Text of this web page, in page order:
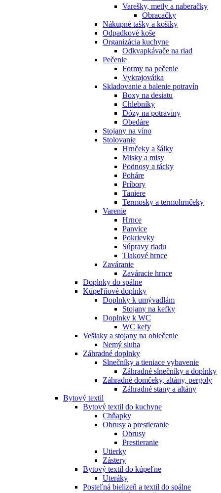
Varešky, metly a naberačky
Obracačky
Nákupné tašky a košíky
Odpadkové koše
Organizácia kuchyne
Odkvapkávače na riad
Pečenie
Formy na pečenie
Vykrajovátka
Skladovanie a balenie potravín
Boxy na desiatu
Chlebníky
Dózy na potraviny
Obedáre
Stojany na víno
Stolovanie
Hrnčeky a šálky
Misky a misy
Podnosy a tácky
Poháre
Príbory
Taniere
Termosky a termohrnčeky
Varenie
Hrnce
Panvice
Pokrievky
Súpravy riadu
Tlakové hrnce
Zaváranie
Zaváracie hrnce
Doplnky do spálne
Kúpeľňové doplnky
Doplnky k umývadlám
Stojany na kefky
Doplnky k WC
WC kefy
Vešiaky a stojany na oblečenie
Nemý sluha
Záhradné doplnky
Slnečníky a tieniace vybavenie
Záhradné slnečníky a doplnky
Záhradné domčeky, altány, pergoly
Záhradné stany a altány
Bytový textil
Bytový textil do kuchyne
Chňapky
Obrusy a prestieranie
Obrusy
Prestieranie
Utierky
Zástery
Bytový textil do kúpeľne
Uteráky
Posteľná bielizeň a textil do spálne